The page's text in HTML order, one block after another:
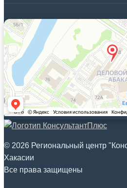
© 2026 Региональный центр
Хакасии
Все права защищены